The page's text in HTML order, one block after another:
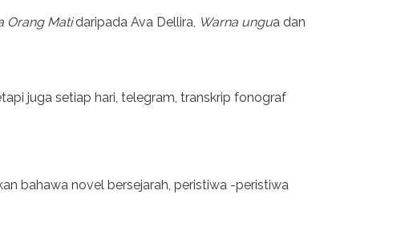
Orang Matidaripada Ava Dellira, Warna ungua dan
juga setiap hari, telegram, transkrip fonograf
bahawa novel bersejarah, peristiwa -peristiwa